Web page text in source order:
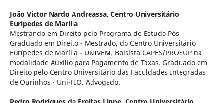
João Victor Nardo Andreassa, Centro Universitário
Eurípedes de Marília
Mestrando em Direito pelo Programa de Estudo Pós-
Graduado em Direito - Mestrado, do Centro Universitário
Eurípedes de Marília - UNIVEM. Bolsista CAPES/PROSUP na
modalidade Auxílio para Pagamento de Taxas. Graduado em
Direito pelo Centro Universitário das Faculdades Integradas
de Ourinhos - Uni-FIO. Advogado.